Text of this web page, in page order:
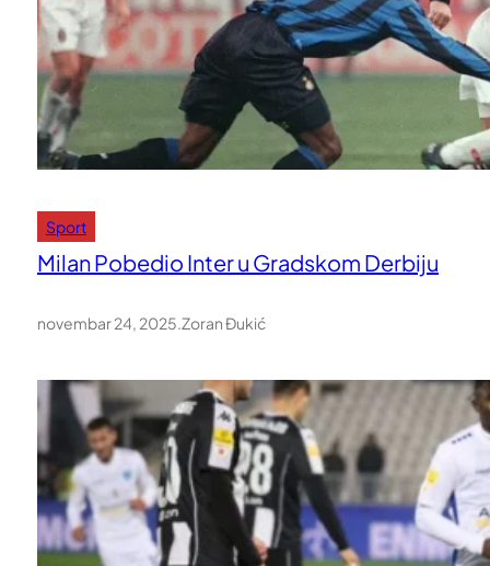
Sport
Milan Pobedio Inter u Gradskom Derbiju
novembar 24, 2025.Zoran Đukić